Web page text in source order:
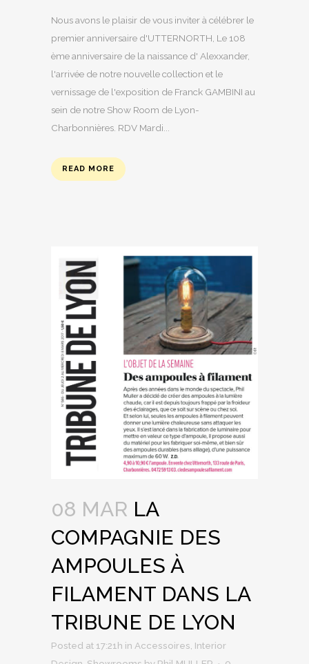
Nous avons le plaisir de vous inviter à célébrer le
premier anniversaire d'UTTERNORTH, Le 108
ème anniversaire de la naissance d' Alexxander,
l'arrivée de notre nouvelle collection et le
vernissage de l'exposition de Franck GAMBINI au
sein de notre Show Room de Lyon-
Charbonnières. RDV Mardi...
READ MORE
08 MAR LA
COMPAGNIE DES
AMPOULES À
FILAMENT DANS LA
TRIBUNE DE LYON
Posted at 17:21h in Accessoires Interior